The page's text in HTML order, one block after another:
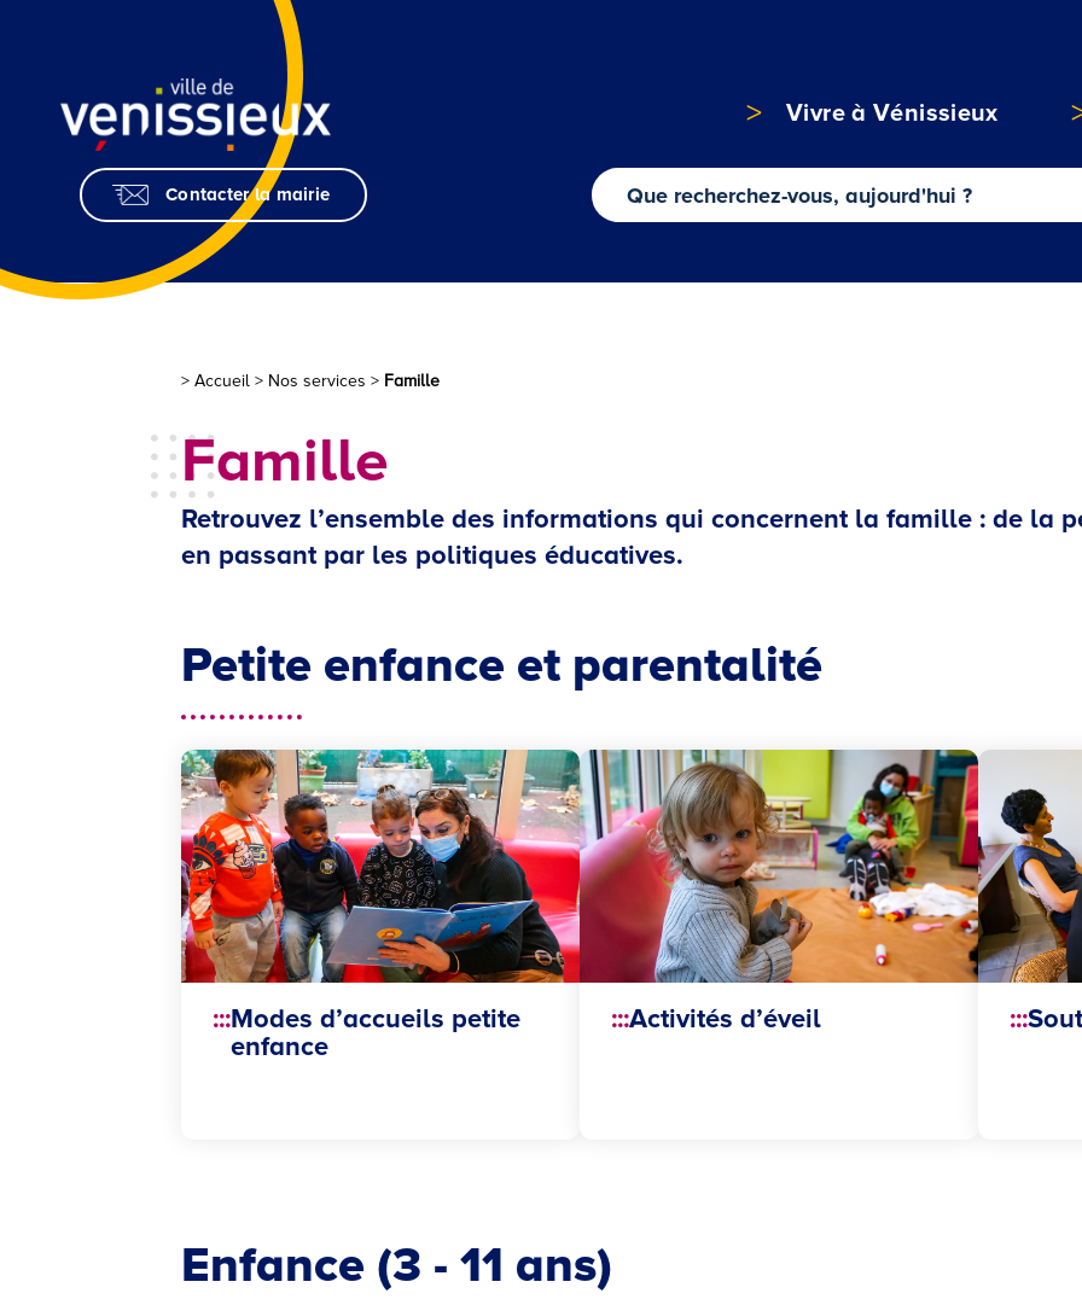
Vivre à Vénissieux
Contacter la mairie
> Accueil > Nos services > Famille
Famille
Retrouvez l’ensemble des informations qui concernent la famille : de la
en passant par les politiques éducatives.
Petite enfance et parentalité
Modes d’accueils petite
enfance
Activités d’éveil
Enfance (3 - 11 ans)